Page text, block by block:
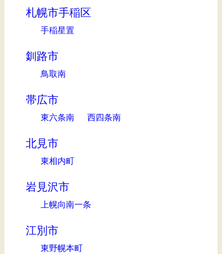
札幌市手稲区
手稲星置
釧路市
鳥取南
帯広市
東六条南 西四条南
北見市
東相内町
岩見沢市
上幌向南一条
江別市
東野幌本町